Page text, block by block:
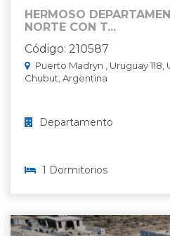
HERMOSO
NORTE CON T...
Código: 210587
Puerto Madryn , Uruguay 118,
Chubut, Argentina
Departamento
1 Dormitorios